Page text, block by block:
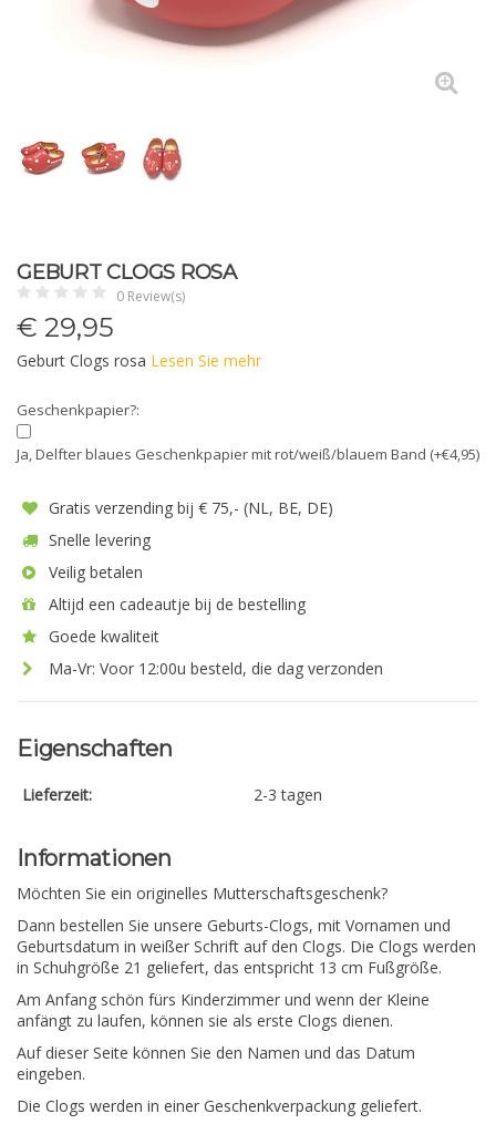
GEBURT CLOGS ROSA
0 Review(s)
€ 29,95
Geburt Clogs rosa Lesen Sie mehr
Geschenkpapier?:
Ja, Delfter blaues Geschenkpapier mit rot/weiß/blauem Band (+€4,95)
Gratis verzending bij € 75,- (NL, BE, DE)
Snelle levering
Veilig betalen
Altijd een cadeautje bij de bestelling
Goede kwaliteit
Ma-Vr: Voor 12:00u besteld, die dag verzonden
Eigenschaften
Lieferzeit: 2-3 tagen
Informationen
Möchten Sie ein originelles Mutterschaftsgeschenk?
Dann bestellen Sie unsere Geburts-Clogs, mit Vornamen und
Geburtsdatum in weißer Schrift auf den Clogs. Die Clogs werden
in Schuhgröße 21 geliefert, das entspricht 13 cm Fußgröße.
Am Anfang schön fürs Kinderzimmer und wenn der Kleine
anfängt zu laufen, können sie als erste Clogs dienen.
Auf dieser Seite können Sie den Namen und das Datum
eingeben.
Die Clogs werden in einer Geschenkverpackung geliefert.